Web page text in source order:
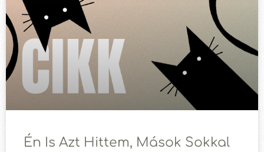
Én Is Azt Hittem, Mások Sokkal